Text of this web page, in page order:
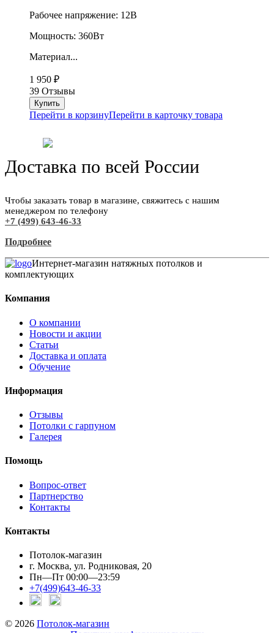
Рабочее напряжение: 12В
Мощность: 360Вт
Материал...
1 950 ₽
39 Отзывы
Перейти в корзинуПерейти в карточку товара
Доставка по всей России
Чтобы заказать товар в магазине, свяжитесь с нашим
менеджером по телефону
+7 (499) 643-46-33
Подробнее
Интернет-магазин натяжных потолков и
комплектующих
Компания
О компании
Новости и акции
Статьи
Доставка и оплата
Обучение
Информация
Отзывы
Потолки с гарпуном
Галерея
Помощь
Вопрос-ответ
Партнерство
Контакты
Контакты
Потолок-магазин
г. Москва, ул. Родниковая, 20
Пн—Пт 00:00—23:59
+7(499)643-46-33
© 2026 Потолок-магазин